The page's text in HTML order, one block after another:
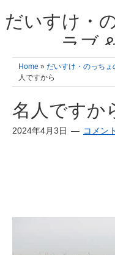
だいすけ・
ラブ
我が家の3人のひよこ成長日
こ達とこの成長記を読み返
の楽しい
Home » だいすけ・のっちょ
人ですから
名人ですか
2024年4月3日 コメン